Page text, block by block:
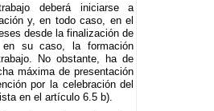
deberá iniciarse a
y, en todo caso, en el
desde la finalización de
en su caso, la formación
No obstante, ha de
máxima de presentación
por la celebración del
en el artículo 6.5 b).